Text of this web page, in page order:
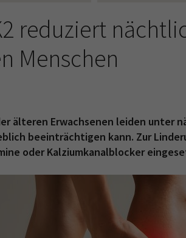
reduziert
Menschen
älteren Erwachsenen leiden unter
beeinträchtigen kann. Zur
oder Kalziumkanalblocker